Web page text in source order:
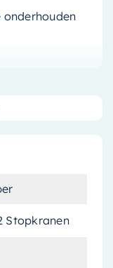
de stijlvolle
u volledige
dankzij
Stopkranen